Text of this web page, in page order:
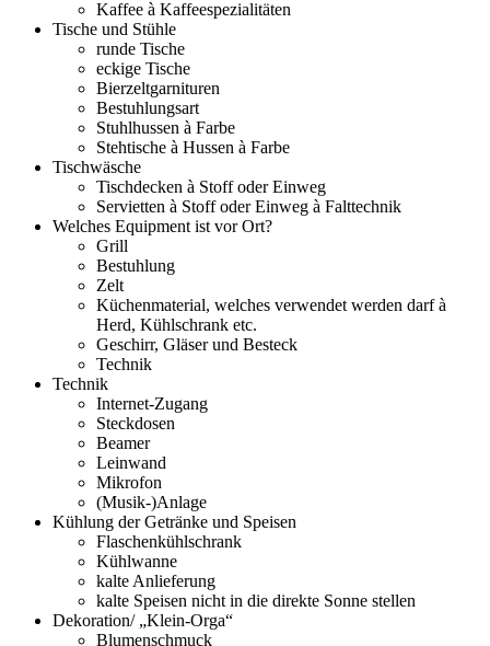
Kaffee à Kaffeespezialitäten
Tische und Stühle
runde Tische
eckige Tische
Bierzeltgarnituren
Bestuhlungsart
Stuhlhussen à Farbe
Stehtische à Hussen à Farbe
Tischwäsche
Tischdecken à Stoff oder Einweg
Servietten à Stoff oder Einweg à Falttechnik
Welches Equipment ist vor Ort?
Grill
Bestuhlung
Zelt
Küchenmaterial, welches verwendet werden darf à
Herd, Kühlschrank etc.
Geschirr, Gläser und Besteck
Technik
Technik
Internet-Zugang
Steckdosen
Beamer
Leinwand
Mikrofon
(Musik-)Anlage
Kühlung der Getränke und Speisen
Flaschenkühlschrank
Kühlwanne
kalte Anlieferung
kalte Speisen nicht in die direkte Sonne stellen
Dekoration/ „Klein-Orga“
Blumenschmuck